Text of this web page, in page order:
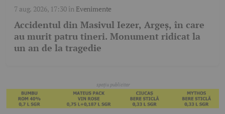
7 aug. 2026, 17:30în Evenimente
Accidentul din Masivul Iezer, Argeș, în care
au murit patru tineri. Monument ridicat la
un an de la tragedie